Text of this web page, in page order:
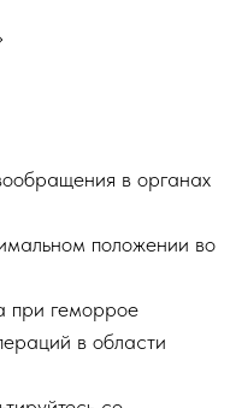
в органах
положении во
при геморрое
в области